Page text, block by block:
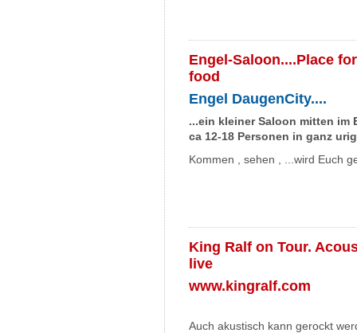
Engel-Saloon....Place
food
Engel DaugenCity....
...ein kleiner Saloon mitten im
ca 12-18 Personen in ganz
Kommen , sehen , ...wird Euch
King Ralf on Tour.
live
www.kingralf.com
Auch akustisch kann gerockt